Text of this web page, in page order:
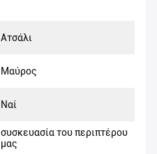
Ατσάλι
Μαύρος
Ναί
συσκευασία του περιπτέρου
μας